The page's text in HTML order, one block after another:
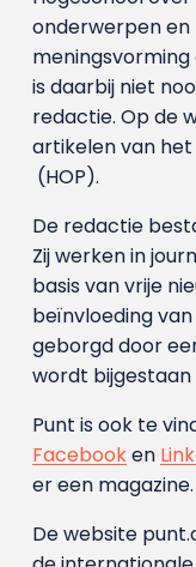
onderwerpen
is daarbij niet
redactie. Op de
artikelen van het
(HOP).
De redactie
Zij werken in
basis van vrije
beïnvloeding
geborgd door
wordt bijgestaan
Punt is ook te
Facebooken
er een magazine.
De website